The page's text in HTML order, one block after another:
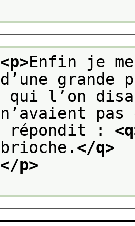
<p>Enfin je
d’une grande
n’avaient
répondit :
brioche. </q>
</p>